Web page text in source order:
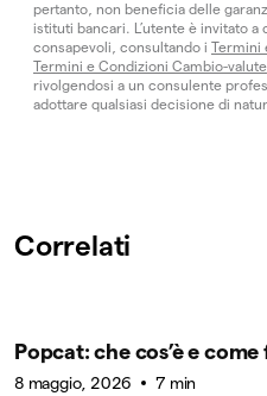
pertanto, non beneficia delle
istituti bancari. L’utente è invitato
consapevoli, consultando i Termini
Termini e Condizioni Cambio-valute
rivolgendosi a un consulente
adottare qualsiasi decisione di
Correlati
Popcat: che cos’è e
8 maggio, 2026 7 min